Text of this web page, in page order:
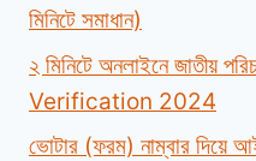
মিনিটে সমাধান)
২ মিনিটে অনলাইনে জাতীয়
Verification 2024
ভোটার (ফরম) নাম্বার দিয়ে